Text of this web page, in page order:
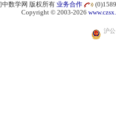
中数学网 版权所有 业务合作
Copyright © 2003-2026
沪公